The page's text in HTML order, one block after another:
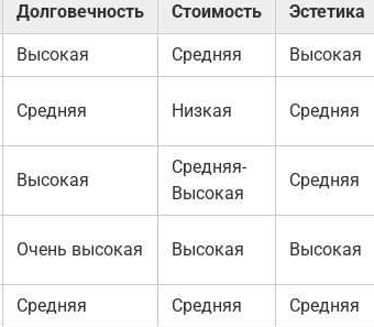
Долговечность Стоимость Эстетика
Высокая Средняя Высокая
Средняя Низкая Средняя
Высокая
Средняя-
Высокая
Средняя
Очень высокая Высокая Высокая
Средняя Средняя Средняя